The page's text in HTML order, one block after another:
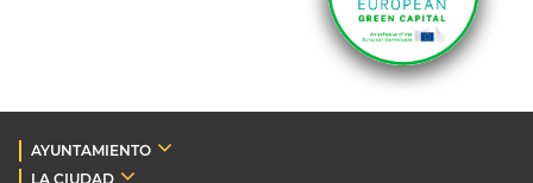
AYUNTAMIENTO
LA CIUDAD